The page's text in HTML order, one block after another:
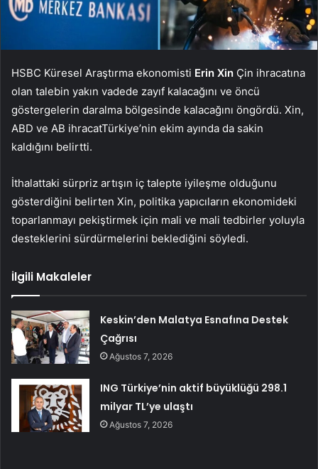
HSBC Küresel Araştırma ekonomisti Erin Xin Çin ihracatına
olan talebin yakın vadede zayıf kalacağını ve öncü
göstergelerin daralma bölgesinde kalacağını öngördü. Xin,
ABD ve AB ihracatTürkiye’nin ekim ayında da sakin
kaldığını belirtti.
İthalattaki sürpriz artışın iç talepte iyileşme olduğunu
gösterdiğini belirten Xin, politika yapıcıların ekonomideki
toparlanmayı pekiştirmek için mali ve mali tedbirler yoluyla
desteklerini sürdürmelerini beklediğini söyledi.
İlgili Makaleler
Keskin’den Malatya Esnafına Destek
Çağrısı
Ağustos 7, 2026
ING Türkiye’nin aktif büyüklüğü 298.1
milyar TL’ye ulaştı
Ağustos 7, 2026